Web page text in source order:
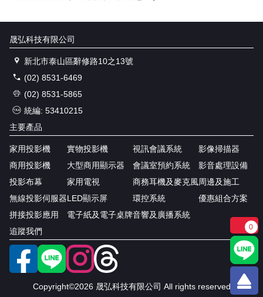
晟弘科技有限公司
新北市泰山區辭修路10之13號
(02) 8531-6469
(02) 8531-5865
統編: 53410215
主要產品
家用投影機
商用投影機
投影布幕
無線投影伺服器
拼接投影應用
實物投影機
大型商用顯示器
家用電視
LED顯示屏
電子紙及電子桌牌
視訊會議系統
會議室預約系統
商務耳機及麥克風
環控系統
音響及廣播系統
影像掃描器
影音處理設備
周邊及施工
優惠組合方案
追蹤我們
Copyright©2026 晟弘科技有限公司 All rights reserved
0